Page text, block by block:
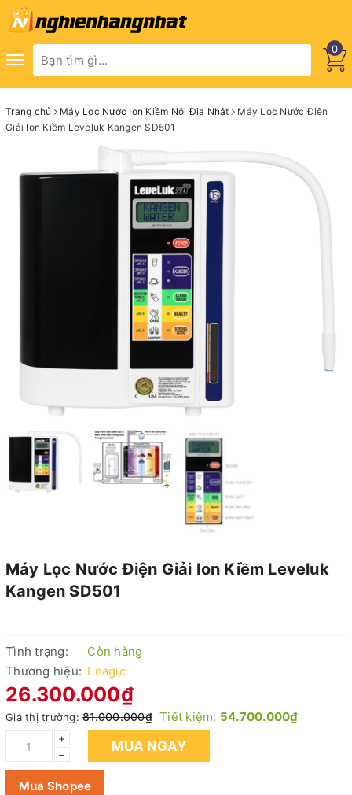
Toggle
0
Trang chủ Máy Lọc Nước Ion Kiềm Nội Địa Nhật
Máy Lọc Nước Điện
Giải Ion Kiềm Leveluk Kangen SD501
Máy Lọc Nước Điện Giải Ion Kiềm Leveluk
Kangen SD501
Tình trạng:
Còn hàng
Thương hiệu: Enagic
26.300.000₫
Giá thị trường: 81.000.000₫ Tiết kiệm: 54.700.000₫
+
–
MUA NGAY
Mua Shopee